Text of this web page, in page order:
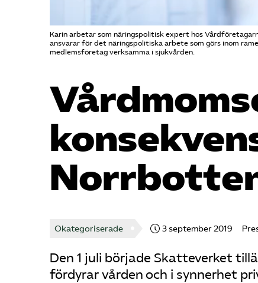
Karin arbetar som näringspolitisk expert hos
ansvarar för det näringspolitiska arbete som görs inom
medlemsföretag verksamma i sjukvården.
Okategoriserade 3 september 2019
Den 1 juli började Skatteverket
fördyrar vården och i synnerhet